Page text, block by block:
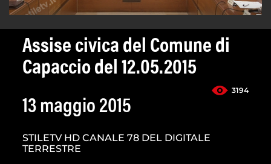
Assise civica del Comune di
Capaccio del 12.05.2015
3194
13 maggio 2015
STILETV HD CANALE 78 DEL DIGITALE
TERRESTRE